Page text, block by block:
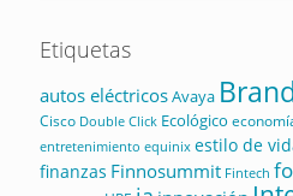
Etiquetas
autos eléctricosAvaya
Cisco Double Click Ecológico
entretenimiento equinix estilo de
finanzas Finnosummit Fintech